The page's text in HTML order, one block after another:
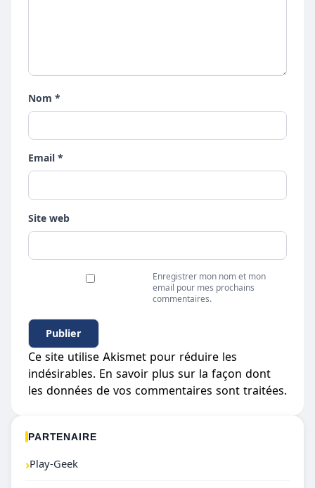
Nom *
Email *
Site web
Enregistrer mon nom et mon
email pour mes prochains
commentaires.
Ce site utilise Akismet pour réduire les
indésirables. En savoir plus sur la façon dont
les données de vos commentaires sont traitées.
PARTENAIRE
›Play-Geek